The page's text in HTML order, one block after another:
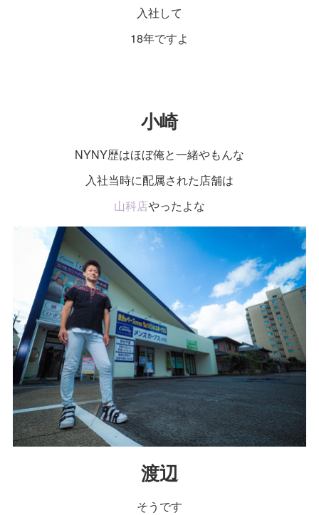
入社して
18年ですよ
小崎
NYNY歴はほぼ俺と一緒やもんな
入社当時に配属された店舗は
山科店やったよな
渡辺
そうです